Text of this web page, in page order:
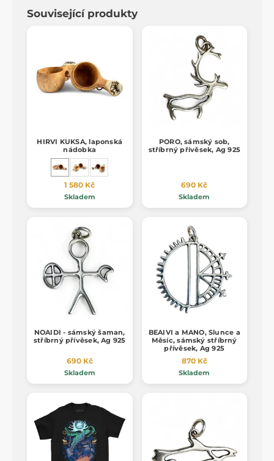
Související produkty
HIRVI KUKSA, laponská
nádobka
1 580 Kč
Skladem
PORO, sámský sob,
stříbrný přívěsek, Ag 925
690 Kč
Skladem
NOAIDI - sámský šaman,
stříbrný přívěsek, Ag 925
690 Kč
Skladem
BEAIVI a MANO, Slunce a
Měsíc, sámský stříbrný
přívěsek, Ag 925
870 Kč
Skladem